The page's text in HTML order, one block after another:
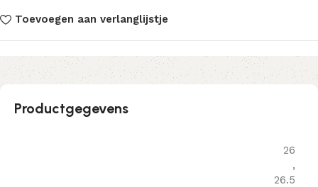
Toevoegen aan verlanglijstje
Productgegevens
26
,
26.5